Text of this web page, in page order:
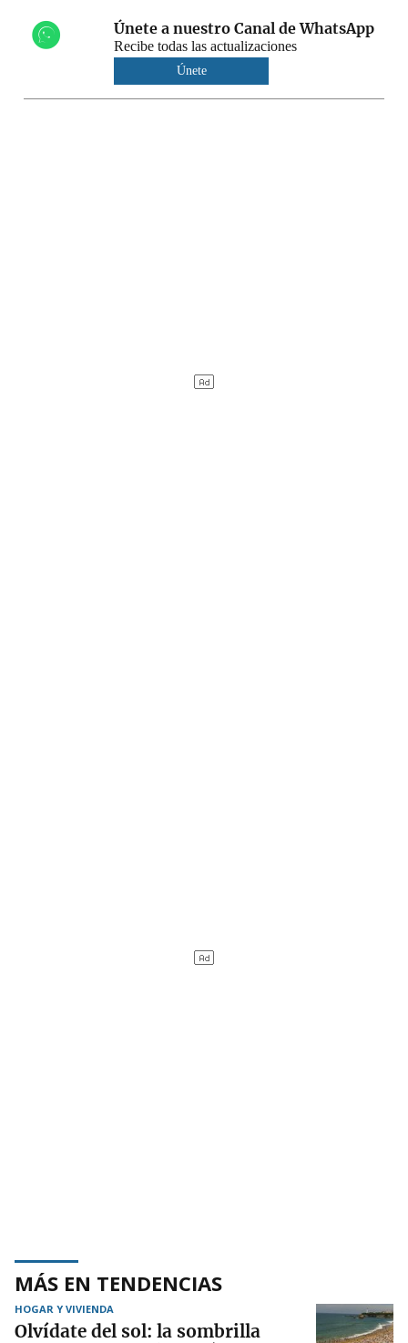
Únete a nuestro Canal de WhatsApp
Recibe todas las actualizaciones
Únete
MÁS EN TENDENCIAS
HOGAR Y VIVIENDA
Olvídate del sol: la sombrilla